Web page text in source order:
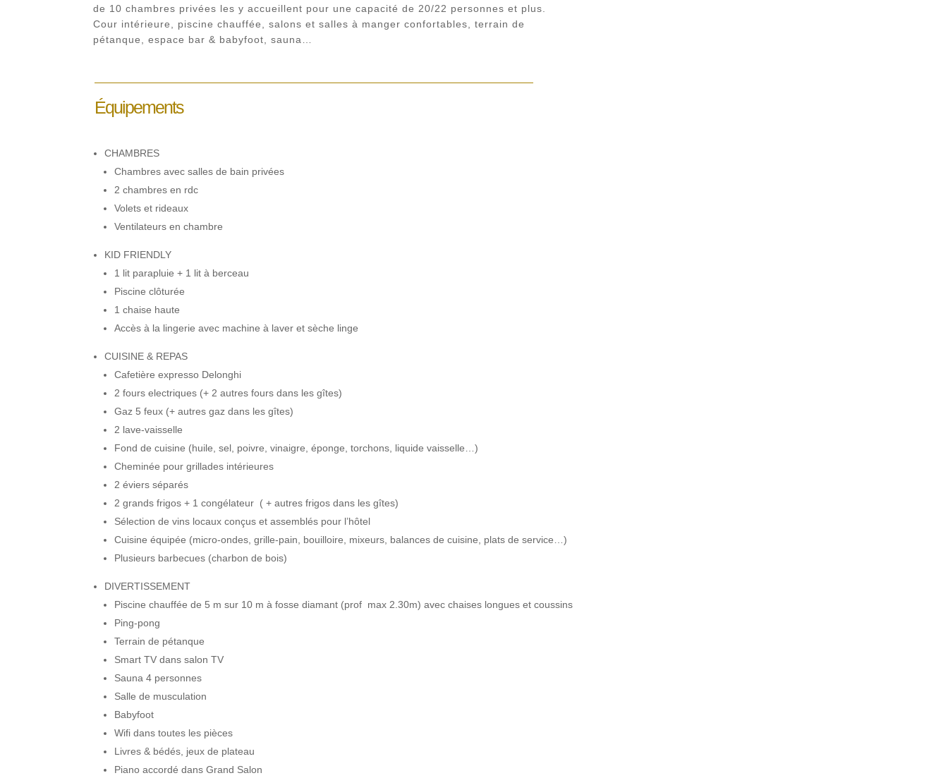
de 10 chambres privées les y accueillent pour une capacité de 20/22 personnes et plus.
Cour intérieure, piscine chauffée, salons et salles à manger confortables, terrain de
pétanque, espace bar & babyfoot, sauna…
Équipements
CHAMBRES
Chambres avec salles de bain privées
2 chambres en rdc
Volets et rideaux
Ventilateurs en chambre
KID FRIENDLY
1 lit parapluie + 1 lit à berceau
Piscine clôturée
1 chaise haute
Accès à la lingerie avec machine à laver et sèche linge
CUISINE & REPAS
Cafetière expresso Delonghi
2 fours electriques (+ 2 autres fours dans les gîtes)
Gaz 5 feux (+ autres gaz dans les gîtes)
2 lave-vaisselle
Fond de cuisine (huile, sel, poivre, vinaigre, éponge, torchons, liquide vaisselle…)
Cheminée pour grillades intérieures
2 éviers séparés
2 grands frigos + 1 congélateur ( + autres frigos dans les gîtes)
Sélection de vins locaux conçus et assemblés pour l’hôtel
Cuisine équipée (micro-ondes, grille-pain, bouilloire, mixeurs, balances de cuisine, plats de service…)
Plusieurs barbecues (charbon de bois)
DIVERTISSEMENT
Piscine chauffée de 5 m sur 10 m à fosse diamant (prof max 2.30m) avec chaises longues et coussins
Ping-pong
Terrain de pétanque
Smart TV dans salon TV
Sauna 4 personnes
Salle de musculation
Babyfoot
Wifi dans toutes les pièces
Livres & bédés, jeux de plateau
Piano accordé dans Grand Salon